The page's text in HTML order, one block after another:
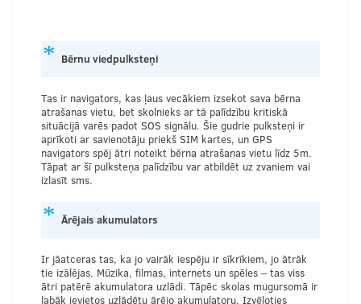
Bērnu viedpulksteņi
Tas ir navigators, kas ļaus vecākiem izsekot sava bērna
atrašanas vietu, bet skolnieks ar tā palīdzību kritiskā
situācijā varēs padot SOS signālu. Šie gudrie pulksteņi ir
aprīkoti ar savienotāju priekš SIM kartes, un GPS
navigators spēj ātri noteikt bērna atrašanas vietu līdz 5m.
Tāpat ar šī pulksteņa palīdzību var atbildēt uz zvaniem vai
izlasīt sms.
Ārējais akumulators
Ir jāatceras tas, ka jo vairāk iespēju ir sīkrīkiem, jo ātrāk
tie izālējas. Mūzika, filmas, internets un spēles – tas viss
ātri patērē akumulatora uzlādi. Tāpēc skolas mugursomā ir
labāk ievietos uzlādētu ārējo akumulatoru. Izvēloties